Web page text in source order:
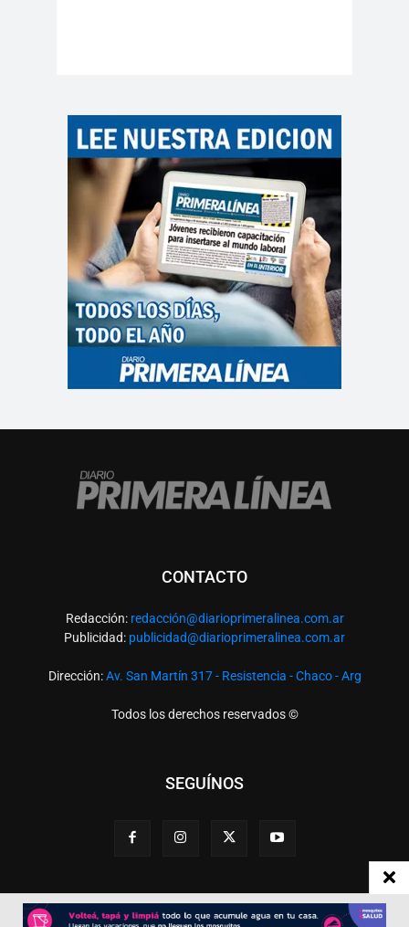
CONTACTO
Redacción: redacción@diarioprimeralinea.com.ar
Publicidad: publicidad@diarioprimeralinea.com.ar
Dirección:Av. San Martín 317 - Resistencia - Chaco - Arg
Todos los derechos reservados ©
SEGUÍNOS